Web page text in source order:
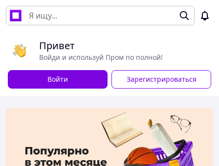
Привет
Войди и используй Пром по полной!
Войти Зарегистрироваться